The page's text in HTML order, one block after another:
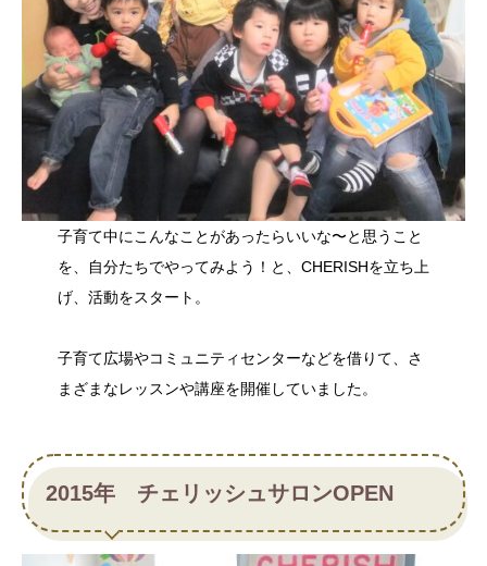
子育て中にこんなことがあったらいいな〜と思うこと
を、自分たちでやってみよう！と、CHERISHを立ち上
げ、活動をスタート。
子育て広場やコミュニティセンターなどを借りて、さ
まざまなレッスンや講座を開催していました。
2015年 チェリッシュサロンOPEN